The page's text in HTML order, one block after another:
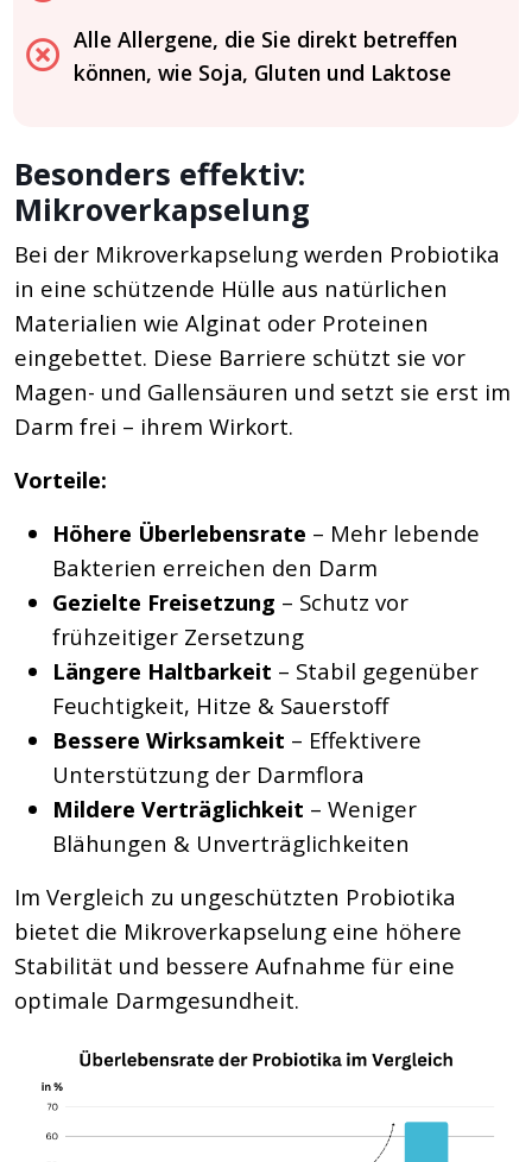
Alle Allergene, die Sie direkt betreffen
können, wie Soja, Gluten und Laktose
Besonders effektiv:
Mikroverkapselung
Bei der Mikroverkapselung werden Probiotika
in eine schützende Hülle aus natürlichen
Materialien wie Alginat oder Proteinen
eingebettet. Diese Barriere schützt sie vor
Magen- und Gallensäuren und setzt sie erst im
Darm frei – ihrem Wirkort.
Vorteile:
Höhere Überlebensrate – Mehr lebende
Bakterien erreichen den Darm
Gezielte Freisetzung – Schutz vor
frühzeitiger Zersetzung
Längere Haltbarkeit – Stabil gegenüber
Feuchtigkeit, Hitze & Sauerstoff
Bessere Wirksamkeit – Effektivere
Unterstützung der Darmflora
Mildere Verträglichkeit – Weniger
Blähungen & Unverträglichkeiten
Im Vergleich zu ungeschützten Probiotika
bietet die Mikroverkapselung eine höhere
Stabilität und bessere Aufnahme für eine
optimale Darmgesundheit.